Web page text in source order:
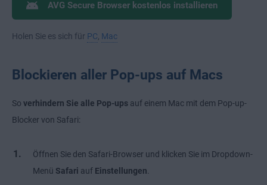
AVG Secure Browser kostenlos installieren
Holen Sie es sich für PC, Mac
Blockieren aller Pop-ups auf Macs
So verhindern Sie alle Pop-ups auf einem Mac mit dem Pop-up-
Blocker von Safari:
Öffnen Sie den Safari-Browser und klicken Sie im Dropdown-
Menü Safari auf Einstellungen.